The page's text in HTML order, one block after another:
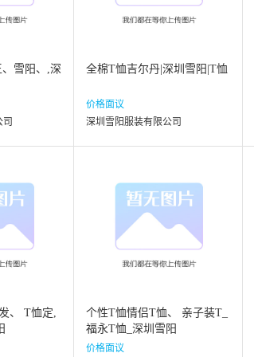
雪阳、,深
全棉T恤吉尔丹|深圳雪阳|T恤
价格面议
深圳雪阳服装有限公司
、 T恤定,
个性T恤情侣T恤、 亲子装T_
福永T恤_深圳雪阳
价格面议